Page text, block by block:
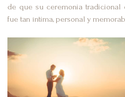
de que su ceremonia tradicional
fue tan íntima, personal y